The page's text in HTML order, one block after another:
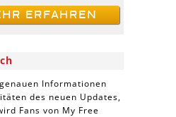
ERFAHREN
Informationen
des neuen Updates,
Fans von My Free